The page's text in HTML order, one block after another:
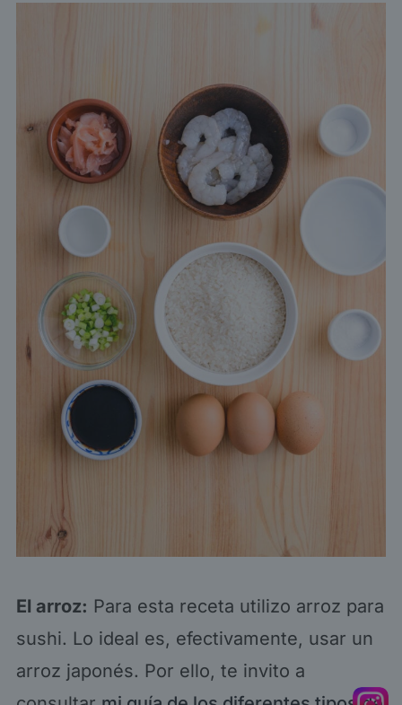
El arroz: Para esta receta utilizo arroz para
sushi. Lo ideal es, efectivamente, usar un
arroz japonés. Por ello, te invito a